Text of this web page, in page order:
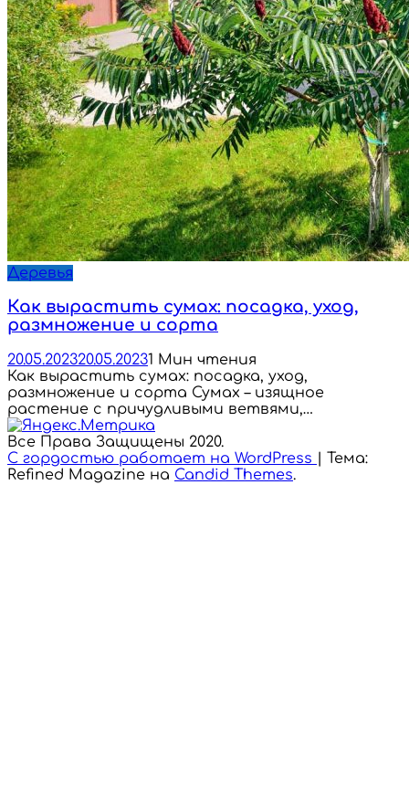
Деревья
Как вырастить сумах: посадка, уход,
размножение и сорта
20.05.202320.05.20231 Мин чтения
Как вырастить сумах: посадка, уход,
размножение и сорта Сумах – изящное
растение с причудливыми ветвями,…
Все Права Защищены 2020.
С гордостью работает на WordPress
Тема:
Refined Magazine на Candid Themes.